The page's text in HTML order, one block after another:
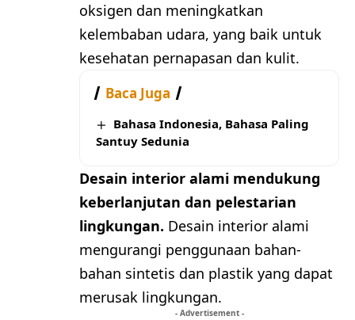
oksigen dan meningkatkan
kelembaban udara, yang baik untuk
kesehatan pernapasan dan kulit.
Baca Juga
Bahasa Indonesia, Bahasa Paling
Santuy Sedunia
Desain interior alami mendukung
keberlanjutan dan pelestarian
lingkungan. Desain interior alami
mengurangi penggunaan bahan-
bahan sintetis dan plastik yang dapat
merusak lingkungan.
- Advertisement -